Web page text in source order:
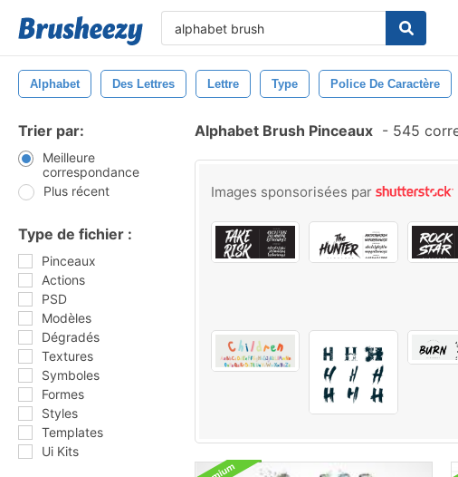
Alphabet Des Lettres Lettre Type Police De Caractère
Trier par:
Meilleure
correspondance
Plus récent
Type de fichier :
Pinceaux
Actions
PSD
Modèles
Dégradés
Textures
Symboles
Formes
Styles
Templates
Ui Kits
Alphabet Brush Pinceaux - 545
Images sponsorisées par